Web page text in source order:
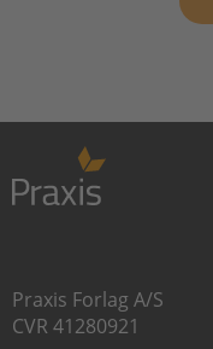
Praxis Forlag A/S
CVR 41280921